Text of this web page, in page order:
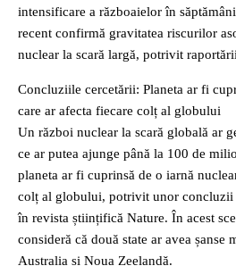
intensificare a războaielor în
recent confirmă gravitatea riscurilor
nuclear la scară largă, potrivit
Concluziile cercetării: Planeta ar fi
care ar afecta fiecare colț al globului
Un război nuclear la scară globală ar
ce ar putea ajunge până la 100 de
planeta ar fi cuprinsă de o iarnă
colț al globului, potrivit unor concluzii
în revista științifică Nature. În acest
consideră că două state ar avea șanse
Australia și Noua Zeelandă.